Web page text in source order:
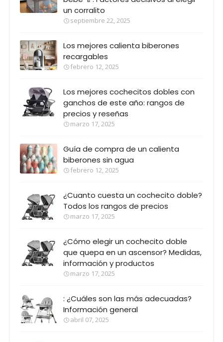
un corralito
septiembre 22, 2025
Los mejores calienta biberones
recargables
febrero 12, 2025
Los mejores cochecitos dobles con
ganchos de este año: rangos de
precios y reseñas
marzo 17, 2025
Guía de compra de un calienta
biberones sin agua
febrero 12, 2025
¿Cuanto cuesta un cochecito doble?
Todos los rangos de precios
marzo 17, 2025
¿Cómo elegir un cochecito doble
que quepa en un ascensor? Medidas,
información y productos
marzo 17, 2025
: ¿Cuáles son las más adecuadas?
Información general
abril 07, 2025